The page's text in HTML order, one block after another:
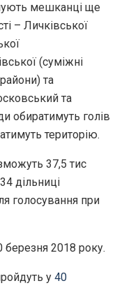
мешканці ще
– Личківської
(суміжні
та
та
обиратимуть голів
територію.
37,5 тис
дільниці
голосування при
березня 2018 року.
у 40